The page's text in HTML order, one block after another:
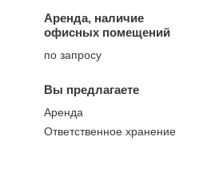
Аренда, наличие
офисных помещений
по запросу
Вы предлагаете
Аренда
Ответственное хранение